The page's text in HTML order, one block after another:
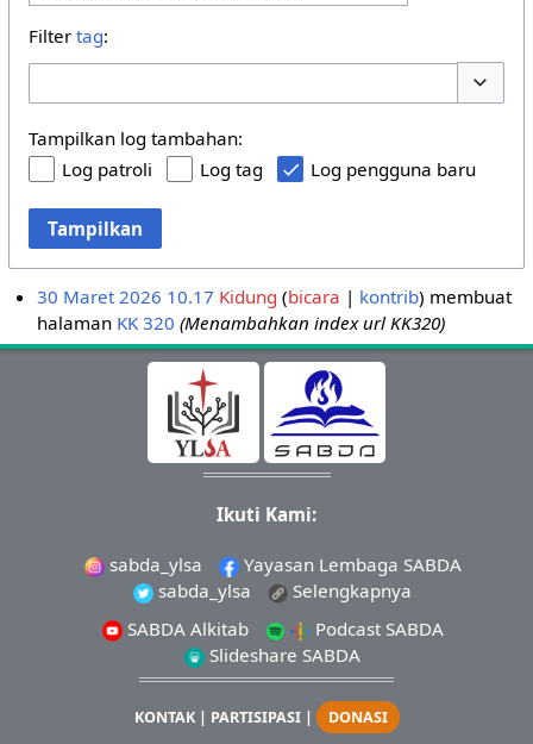
Filter tag:
Tampilkan log tambahan:
Log patroli
Log tag Log pengguna baru
Tampilkan
30 Maret 2026 10.17 Kidung bicara kontrib membuat
halaman KK 320 (Menambahkan index url KK320)
Ikuti Kami:
sabda_ylsa
Yayasan Lembaga SABDA
sabda_ylsa
Selengkapnya
SABDA Alkitab
Podcast SABDA
Slideshare SABDA
KONTAK| PARTISIPASI| DONASI